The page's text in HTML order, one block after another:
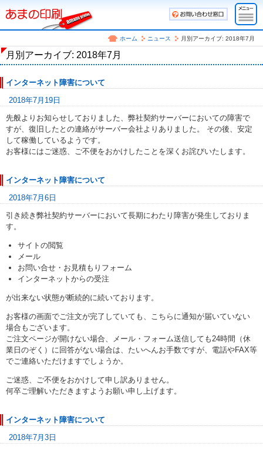
ホーム ニュース 月別アーカイブ: 2018年7月
月別アーカイブ: 2018年7月
インターネット障害について
2018年7月19日
先般よりお知らせしておりました、弊社契約サーバーにおいての障害で
すが、復旧したとの連絡がサーバー会社よりありました。 その後、安定
して稼働しているようです。
お客様にはご迷惑、ご不便をおかけしたことを深くお詫びいたします。
インターネット障害について
2018年7月6日
引き続き弊社契約サーバーにおいて長期にわたり障害が発生しておりま
す。
サイトの閲覧
メール
お問い合せ・お見積もりフォーム
インターネットからの受注
が出来ない状態が断続的に続いております。
お客様の画面でご注文が完了していても、こちらに通知が届いていない
場合もございます。
ご注文ページが開けない場合、メール・フォーム送信しても24時間（休
業日のぞく）に回答がない場合は、たいへんお手数ですが、電話やFAX等
でご連絡いただけますでしょうか。
ご迷惑、ご不便をおかけして申し訳ありません。
何卒ご理解いただきますようお願い申し上げます。
インターネット障害について
2018年7月3日